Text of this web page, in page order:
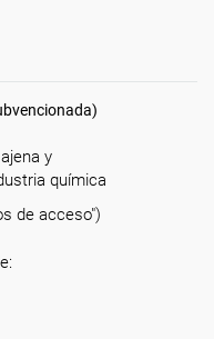
y
química
de acceso")